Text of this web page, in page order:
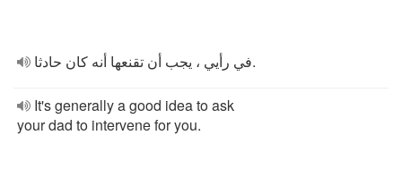
في رأيي ، يجب أن تقنعها أنه كان حادثا.
It's generally a good idea to ask
your dad to intervene for you.